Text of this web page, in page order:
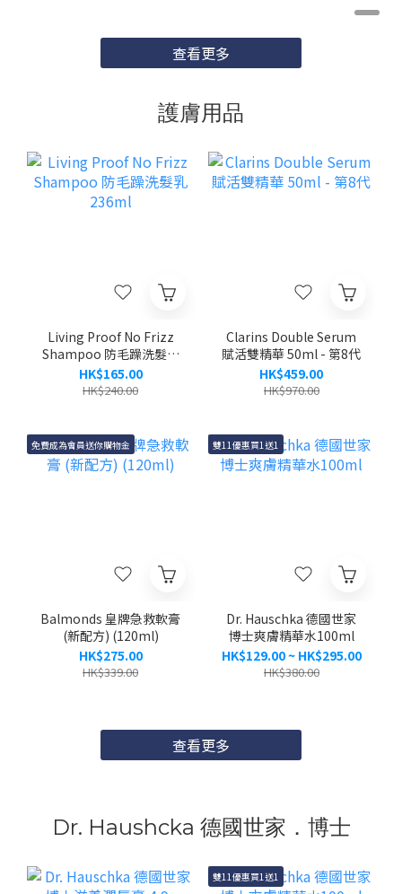
查看更多
護膚用品
Living Proof No Frizz
Shampoo 防毛躁洗髮乳
236ml
HK$165.00
HK$240.00
Clarins Double Serum
賦活雙精華 50ml - 第8代
HK$459.00
HK$970.00
免費成為會員送你購物金
Balmonds 皇牌急救軟膏
(新配方) (120ml)
HK$275.00
HK$339.00
雙11優惠買1送1
Dr. Hauschka 德國世家
博士爽膚精華水100ml
HK$129.00 ~ HK$295.00
HK$380.00
查看更多
Dr. Haushcka 德國世家．博士
雙11優惠買1送1